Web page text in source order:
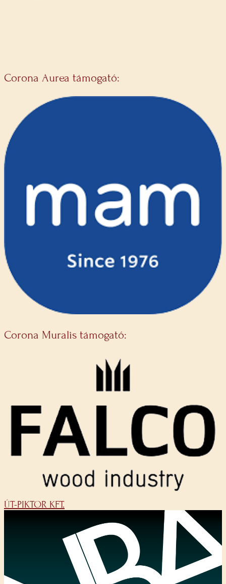
Corona Aurea támogató:
Corona Muralis támogató:
ÚT-PIKTOR KFT.